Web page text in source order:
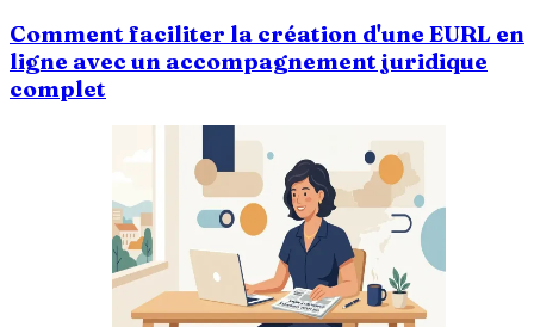
Comment faciliter la création d'une EURL en
ligne avec un accompagnement juridique
complet